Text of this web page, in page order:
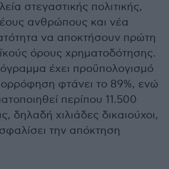
στεγαστικής πολιτικής,
ανθρώπους και νέα
να αποκτήσουν πρώτη
όρους χρηματοδότησης.
έχει προϋπολογισμό
φτάνει το 89%, ενώ
περίπου 11.500
δηλαδή χιλιάδες δικαιούχοι,
την απόκτηση